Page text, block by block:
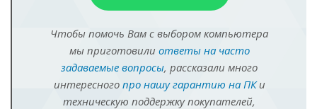
Чтобы помочь Вам с выбором компьютера
мы приготовили ответы на часто
задаваемые вопросы, рассказали много
интересного про нашу гарантию на ПКи
техническую поддержку покупателей,